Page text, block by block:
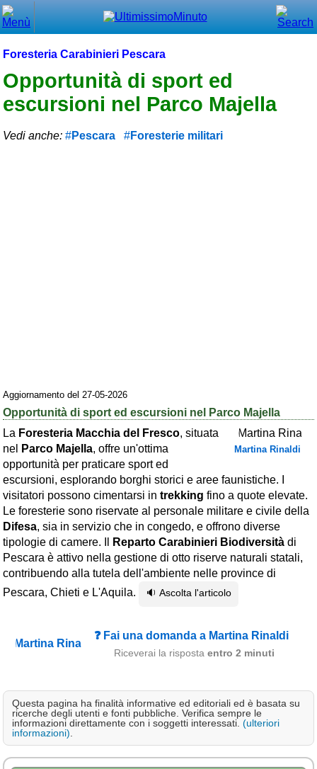
Foresteria Carabinieri Pescara
Opportunità di sport ed
escursioni nel Parco Majella
Vedi anche: Pescara Foresterie militari
Aggiornamento del 27-05-2026
Opportunità di sport ed escursioni nel Parco Majella
Martina Rinaldi
La Foresteria Macchia del Fresco, situata
nel
Parco Majella, offre un'ottima
opportunità per praticare sport ed
escursioni, esplorando borghi storici e aree faunistiche. I
visitatori possono cimentarsi in trekking fino a quote elevate.
Le foresterie sono riservate al personale militare e civile della
Difesa, sia in servizio che in congedo, e offrono diverse
tipologie di camere. Il
Reparto Carabinieri Biodiversità di
Pescara è attivo nella gestione di otto riserve naturali statali,
contribuendo alla tutela dell'ambiente nelle province di
Pescara, Chieti e L'Aquila.
🔉 Ascolta l'articolo
❓ Fai una domanda a Martina Rinaldi
Riceverai la risposta entro 2 minuti
Questa pagina ha finalità informative ed editoriali ed è basata su
ricerche degli utenti e fonti pubbliche. Verifica sempre le
informazioni direttamente con i soggetti interessati. (ulteriori
informazioni)
Menù principale
⌂ Home
🕐 Last Minute
🕐 First Minute
Blog
Eventi e cose da vedere
➕ Segnala evento
Area riservata
Chi siamo
Ambienti
≋ Mare
🗻 Montagna
Laghi
Campagna
Sci
Altro